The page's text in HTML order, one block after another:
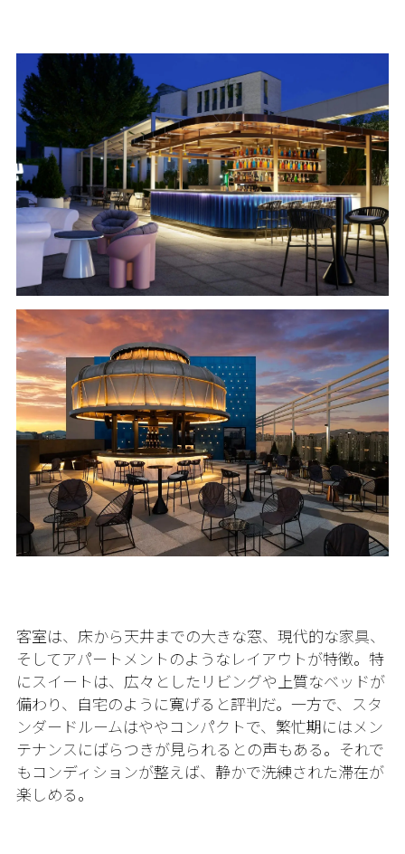
客室は、床から天井までの大きな窓、現代的な家具、
そしてアパートメントのようなレイアウトが特徴。特
にスイートは、広々としたリビングや上質なベッドが
備わり、自宅のように寛げると評判だ。一方で、スタ
ンダードルームはややコンパクトで、繁忙期にはメン
テナンスにばらつきが見られるとの声もある。それで
もコンディションが整えば、静かで洗練された滞在が
楽しめる。